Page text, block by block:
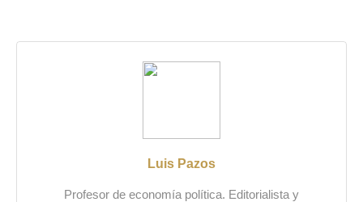
Luis Pazos
Profesor de economía política. Editorialista y